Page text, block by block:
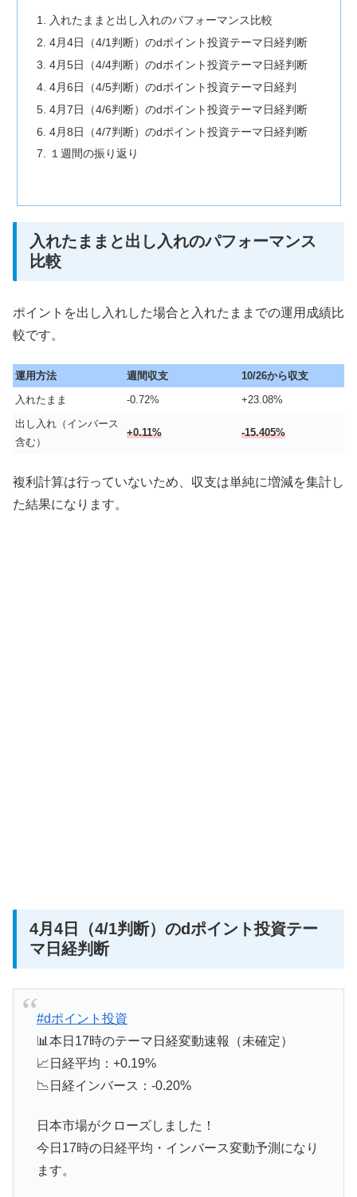
入れたままと出し入れのパフォーマンス比較
4月4日（4/1判断）のdポイント投資テーマ日経判断
4月5日（4/4判断）のdポイント投資テーマ日経判断
4月6日（4/5判断）のdポイント投資テーマ日経判
4月7日（4/6判断）のdポイント投資テーマ日経判断
4月8日（4/7判断）のdポイント投資テーマ日経判断
１週間の振り返り
入れたままと出し入れのパフォーマンス
比較
ポイントを出し入れした場合と入れたままでの運用成績比
較です。
運用方法 週間収支
10/26から収支
入れたまま
-0.72%
+23.08%
出し入れ（インバース
含む）
+0.11% -15.405%
複利計算は行っていないため、収支は単純に増減を集計し
た結果になります。
4月4日（4/1判断）のdポイント投資テー
マ日経判断
#dポイント投資
📊本日17時のテーマ日経変動速報（未確定）
📈日経平均：+0.19%
📉日経インバース：-0.20%
日本市場がクローズしました！
今日17時の日経平均・インバース変動予測になり
ます。